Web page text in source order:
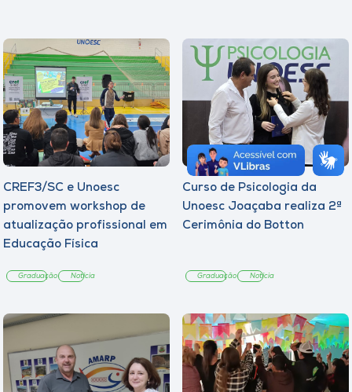
CREF3/SC e Unoesc
promovem workshop de
atualização profissional em
Educação Física
Graduação Notícia
Curso de Psicologia da
Unoesc Joaçaba realiza 2ª
Cerimônia do Botton
Graduação Notícia